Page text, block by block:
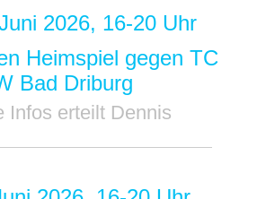
2026, 16-20 Uhr
Heimspiel gegen TC
Bad Driburg
Infos erteilt Dennis